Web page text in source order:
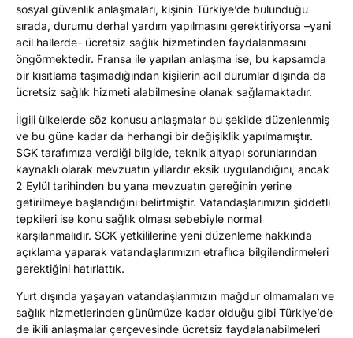
sosyal güvenlik anlaşmaları, kişinin Türkiye’de bulunduğu
sırada, durumu derhal yardım yapılmasını gerektiriyorsa –yani
acil hallerde- ücretsiz sağlık hizmetinden faydalanmasını
öngörmektedir. Fransa ile yapılan anlaşma ise, bu kapsamda
bir kısıtlama taşımadığından kişilerin acil durumlar dışında da
ücretsiz sağlık hizmeti alabilmesine olanak sağlamaktadır.
İlgili ülkelerde söz konusu anlaşmalar bu şekilde düzenlenmiş
ve bu güne kadar da herhangi bir değişiklik yapılmamıştır.
SGK tarafımıza verdiği bilgide, teknik altyapı sorunlarından
kaynaklı olarak mevzuatın yıllardır eksik uygulandığını, ancak
2 Eylül tarihinden bu yana mevzuatın gereğinin yerine
getirilmeye başlandığını belirtmiştir. Vatandaşlarımızın şiddetli
tepkileri ise konu sağlık olması sebebiyle normal
karşılanmalıdır. SGK yetkililerine yeni düzenleme hakkında
açıklama yaparak vatandaşlarımızın etraflıca bilgilendirmeleri
gerektiğini hatırlattık.
Yurt dışında yaşayan vatandaşlarımızın mağdur olmamaları ve
sağlık hizmetlerinden günümüze kadar olduğu gibi Türkiye’de
de ikili anlaşmalar çerçevesinde ücretsiz faydalanabilmeleri